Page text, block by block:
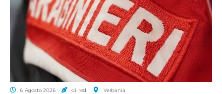
6 Agosto 2026 di red. Verbania